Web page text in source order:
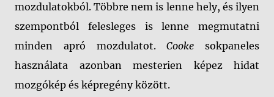
mozdulatokból. Többre nem is lenne hely, és ilyen
szempontból felesleges is lenne megmutatni
minden apró mozdulatot.Cooke sokpaneles
használata azonban mesterien képez hidat
mozgókép és képregény között.